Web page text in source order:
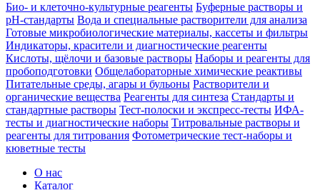
Био- и клеточно-культурные реагенты Буферные растворы и
pH-стандарты Вода и специальные растворители для анализа
Готовые микробиологические материалы, кассеты и фильтры
Индикаторы, красители и диагностические реагенты
Кислоты, щёлочи и базовые растворы Наборы и реагенты для
пробоподготовки Общелабораторные химические реактивы
Питательные среды, агары и бульоны Растворители и
органические вещества Реагенты для синтеза Стандарты и
стандартные растворы Тест-полоски и экспресс-тесты ИФА-
тесты и диагностические наборы Титровальные растворы и
реагенты для титрования Фотометрические тест-наборы и
кюветные тесты
О нас
Каталог